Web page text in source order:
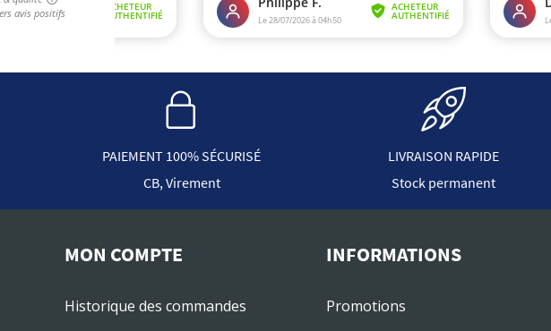
PAIEMENT 100% SÉCURISÉ
CB, Virement
LIVRAISON RAPIDE
Stock permanent
MON COMPTE
Historique des commandes
INFORMATIONS
Promotions